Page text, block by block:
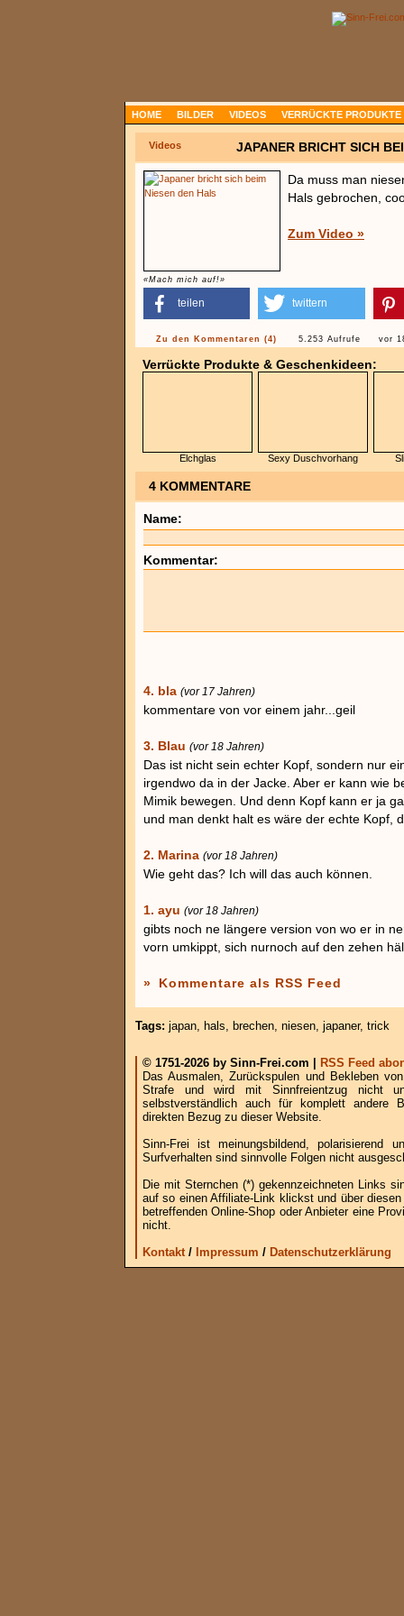
HOME BILDER VIDEOS VERRÜCKTE PRODUKTE
Videos JAPANER BRICHT SICH
«Mach mich auf!»
Da muss man
Hals gebrochen,
Zum Video »
teilen twittern
Zu den Kommentaren (4) 5.253 Aufrufe vor
Verrückte Produkte & Geschenkideen:
Elchglas Sexy Duschvorhang
4 KOMMENTARE
Name:
Kommentar:
4. bla (vor 17 Jahren)
kommentare von vor einem jahr...geil
3. Blau (vor 18 Jahren)
Das ist nicht sein echter Kopf, sondern nur
irgendwo da in der Jacke. Aber er kann wie
Mimik bewegen. Und denn Kopf kann er ja
und man denkt halt es wäre der echte Kopf,
2. Marina (vor 18 Jahren)
Wie geht das? Ich will das auch können.
1. ayu (vor 18 Jahren)
gibts noch ne längere version von wo er in
vorn umkippt, sich nurnoch auf den zehen
» Kommentare als RSS Feed
Tags: japan, hals, brechen, niesen, japaner, trick
© 1751-2026 by Sinn-Frei.com |
RSS Feed
Das Ausmalen, Zurückspulen und Bekleben
Strafe und wird mit Sinnfreientzug nicht
selbstverständlich auch für komplett andere
direkten Bezug zu dieser Website.
Sinn-Frei ist meinungsbildend, polarisierend
Surfverhalten sind sinnvolle Folgen nicht
Die mit Sternchen (*) gekennzeichneten Links
auf so einen Affiliate-Link klickst und über
betreffenden Online-Shop oder Anbieter eine
nicht.
Kontakt/ Impressum / Datenschutzerklärung